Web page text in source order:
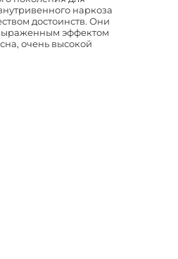
наркоза
достоинств. Они
эффектом
очень высокой